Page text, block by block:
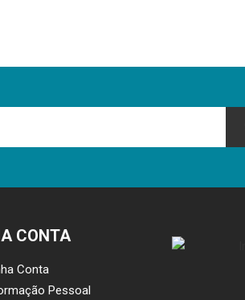
CONTA
Conta
Pessoal